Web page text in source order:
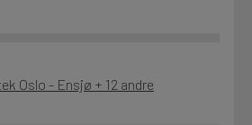
Oslo - Ensjø + 12 andre